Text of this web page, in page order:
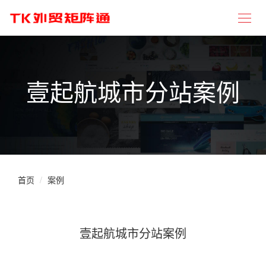
壹起航城市分站案例
首页 案例
壹起航城市分站案例